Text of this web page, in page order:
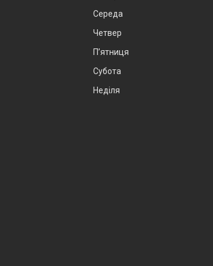
Середа
Четвер
Пʼятниця
Субота
Неділя